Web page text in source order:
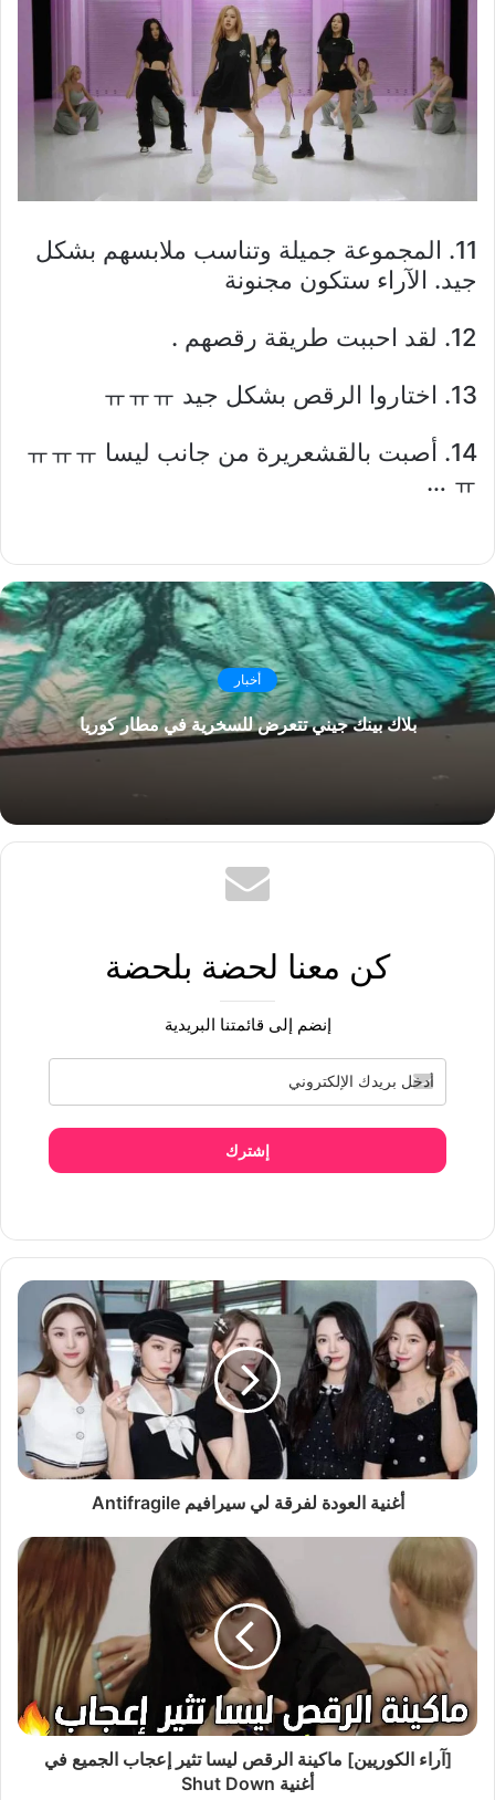
11. المجموعة جميلة وتناسب ملابسهم بشكل
جيد. الآراء ستكون مجنونة
12. لقد احببت طريقة رقصهم .
13. اختاروا الرقص بشكل جيد ㅠㅠㅠ
14. أصبت بالقشعريرة من جانب ليسا ㅠㅠㅠ
ㅠ …
أخبار
بلاك بينك جيني تتعرض للسخرية في مطار كوريا
كن معنا لحضة بلحضة
إنضم إلى قائمتنا البريدية
إشترك
أغنية العودة لفرقة لي سيرافيم Antifragile
[آراء الكوريين] ماكينة الرقص ليسا تثير إعجاب الجميع في
أغنية Shut Down